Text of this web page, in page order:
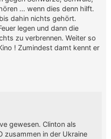
… wenn dies denn hilft.
dahin nichts gehört.
legen und dann die
zu verbrennen. Weiter so
! Zumindest damt kennt er
gewesen. Clinton als
zusammen in der Ukraine